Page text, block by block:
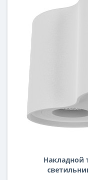
Накладной